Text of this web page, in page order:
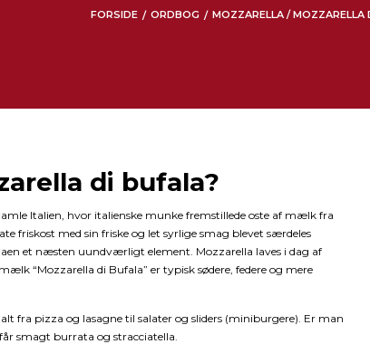
FORSIDE / ORDBOG / MOZZARELLA / MOZZARELLA
di bufala?
Italien, hvor italienske munke fremstillede oste af mælk fra
friskost med sin friske og let syrlige smag blevet særdeles
et næsten uundværligt element. Mozzarella laves i dag af
“Mozzarella di Bufala” er typisk sødere, federe og mere
fra pizza og lasagne til salater og sliders (miniburgere). Er man
smagt burrata og stracciatella.